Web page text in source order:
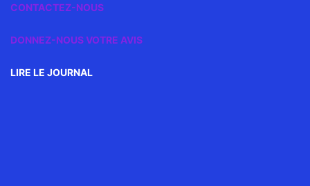
CONTACTEZ-NOUS
DONNEZ-NOUS VOTRE AVIS
LIRE LE JOURNAL